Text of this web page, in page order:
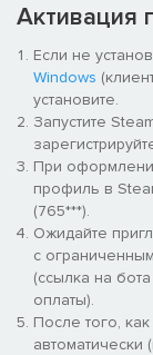
персонажей,
разных
Возможность
артефактов,
сложность
десятилетий
первыи
Активация
Если не
Windows
установите.
Запустите
При
профиль в
(765***).
Ожидайте
с
(ссылка на
оплаты).
После того,